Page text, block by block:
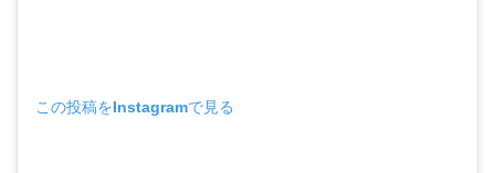
この投稿をInstagramで見る